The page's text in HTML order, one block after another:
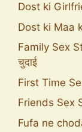
Dost ki
Dost ki Maa
Family Sex
चुदाई
First Time
Friends Sex
Fufa ne